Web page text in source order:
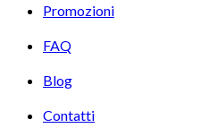
Promozioni
FAQ
Blog
Contatti